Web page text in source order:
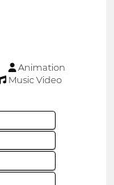
Animation
Music Video